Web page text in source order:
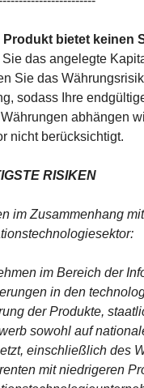
Produkt bietet keinen
das angelegte
Sie das
sodass Ihre
abhängen
nicht berücksichtigt.
RISIKEN
im Zusammenhang
im Bereich der
in den
der Produkte,
sowohl auf
einschließlich des
mit niedrigeren